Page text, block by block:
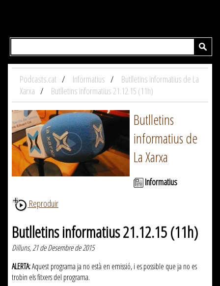
Podcasts.cat Informatius
Butlletins informatius de La
Xarxa
Butlletins informatius 21.12.15 (11h)
Butlletins
informatius de
La Xarxa
Informatius
Reproduir
Butlletins informatius 21.12.15 (11h)
Dilluns, 21 de Desembre de 2015
ALERTA:Aquest programa ja no està en emissió, i es possible que ja no es
trobin els fitxers del programa.